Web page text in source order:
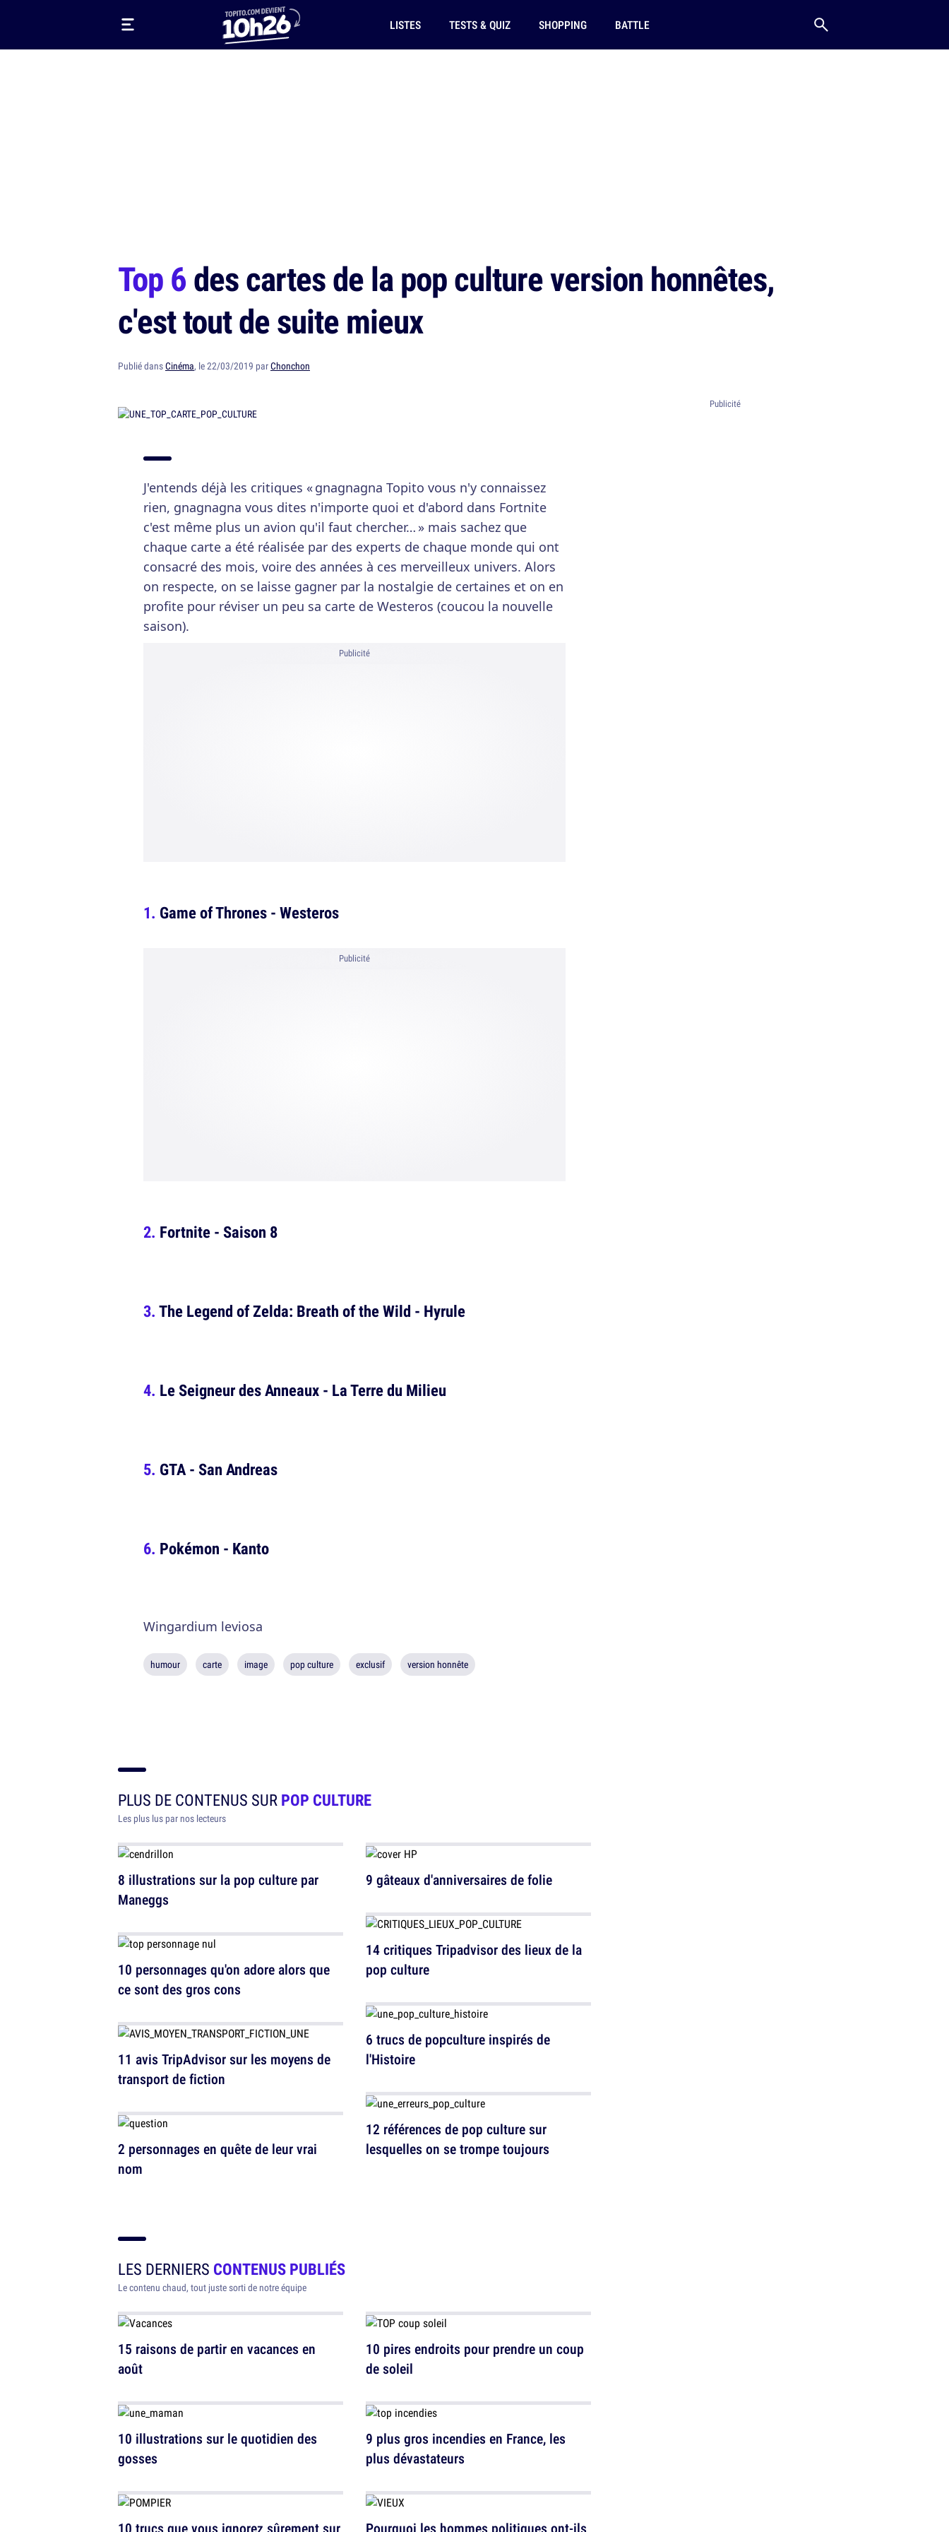
LISTES TESTS & QUIZ SHOPPING BATTLE
Top 6des cartes de la pop culture version honnêtes,
c'est tout de suite mieux
Publié dansCinéma, le 22/03/2019 parChonchon
J'entends déjà les critiques « gnagnagna Topito vous n'y connaissez
rien, gnagnagna vous dites n'importe quoi et d'abord dans Fortnite
c'est même plus un avion qu'il faut chercher… » mais sachez que
chaque carte a été réalisée par des experts de chaque monde qui ont
consacré des mois, voire des années à ces merveilleux univers. Alors
on respecte, on se laisse gagner par la nostalgie de certaines et on en
profite pour réviser un peu sa carte de Westeros (coucou la nouvelle
saison).
Publicité
Game of Thrones - Westeros
Publicité
Fortnite - Saison 8
The Legend of Zelda: Breath of the Wild - Hyrule
Le Seigneur des Anneaux - La Terre du Milieu
GTA - San Andreas
Pokémon - Kanto
Wingardium leviosa
humour carte image pop culture exclusif version honnête
PLUS DE CONTENUS SURPOP CULTURE
Les plus lus par nos lecteurs
8 illustrations sur la pop culture par
Maneggs
10 personnages qu'on adore alors que
ce sont des gros cons
11 avis TripAdvisor sur les moyens de
transport de fiction
2 personnages en quête de leur vrai
nom
9 gâteaux d'anniversaires de folie
14 critiques Tripadvisor des lieux de la
pop culture
6 trucs de popculture inspirés de
l'Histoire
12 références de pop culture sur
lesquelles on se trompe toujours
LES DERNIERS CONTENUS PUBLIÉS
Le contenu chaud, tout juste sorti de notre équipe
15 raisons de partir en vacances en
août
10 illustrations sur le quotidien des
gosses
10 trucs que vous ignorez sûrement sur
10 pires endroits pour prendre un coup
de soleil
9 plus gros incendies en France, les
plus dévastateurs
Pourquoi les hommes politiques ont-ils